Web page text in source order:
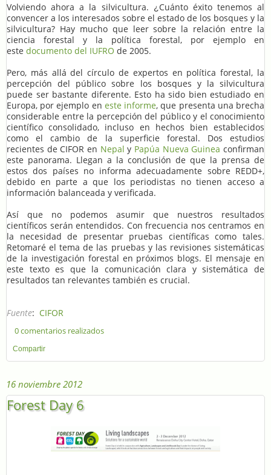
Volviendo ahora a la silvicultura.
¿ Cuánto éxito tenemos al
convencer a los interesados sobre el estado de los bosques y la
silvicultura? Hay mucho que leer sobre la relación entre la
ciencia forestal y la política forestal, por ejemplo en
este documento del IUFRO de 2005.
Pero, más allá del círculo de expertos en política forestal, la
percepción del público sobre los bosques y la silvicultura
puede ser bastante diferente. Esto ha sido bien estudiado en
Europa, por ejemplo en este informe, que presenta una brecha
considerable entre la percepción del público y el conocimiento
científico consolidado, incluso en hechos bien establecidos
como el cambio de la superficie forestal. Dos estudios
recientes de CIFOR en Nepal y Papúa Nueva Guinea confirman
este panorama. Llegan a la conclusión de que la prensa de
estos dos países no informa adecuadamente sobre REDD+,
debido en parte a que los periodistas no tienen acceso a
información balanceada y verificada.
Así que no podemos asumir que nuestros resultados
científicos serán entendidos. Con frecuencia nos centramos en
la necesidad de presentar pruebas científicas como tales.
Retomaré el tema de las pruebas y las revisiones sistemáticas
de la investigación forestal en próximos blogs. El mensaje en
este texto es que la comunicación clara y sistemática de
resultados tan relevantes también es crucial.
Fuente: CIFOR
0 comentarios realizados
Compartir
16 noviembre 2012
Forest Day 6